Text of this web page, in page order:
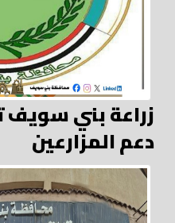
زراعة بني
دعم المزارعين